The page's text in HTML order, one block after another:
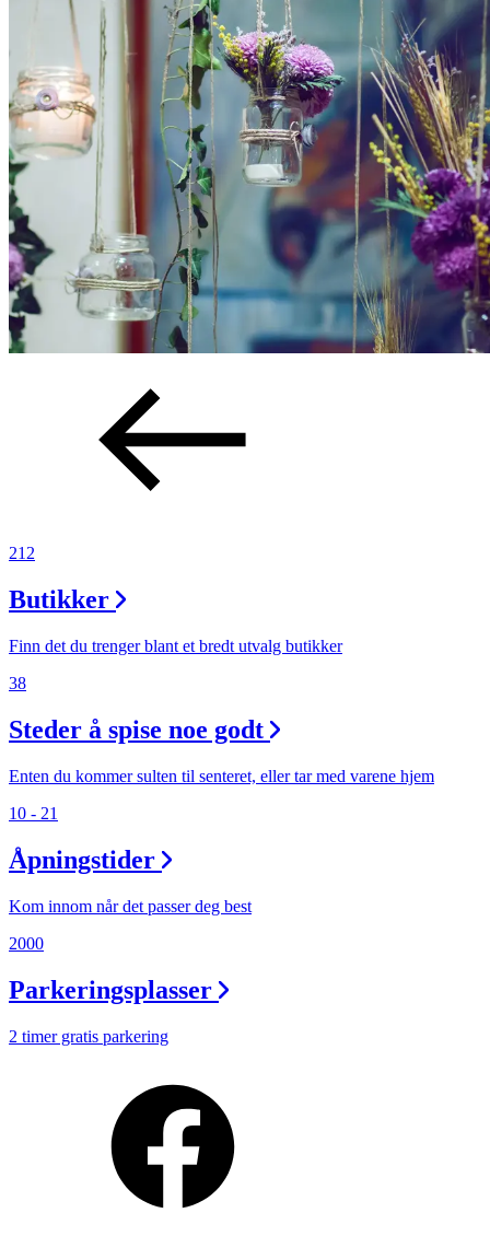
212
Butikker
Finn det du trenger blant et bredt utvalg butikker
38
Steder å spise noe godt
Enten du kommer sulten til senteret, eller tar med varene hjem
10 - 21
Åpningstider
Kom innom når det passer deg best
2000
Parkeringsplasser
2 timer gratis parkering